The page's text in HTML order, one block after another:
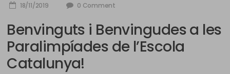
18/11/2019 0 Comment
Benvinguts i Benvingudes a les
Paralimpíades de l’Escola
Catalunya!